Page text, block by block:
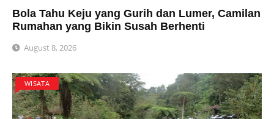
Bola Tahu Keju yang Gurih dan Lumer, Camilan
Rumahan yang Bikin Susah Berhenti
August 8, 2026
WISATA